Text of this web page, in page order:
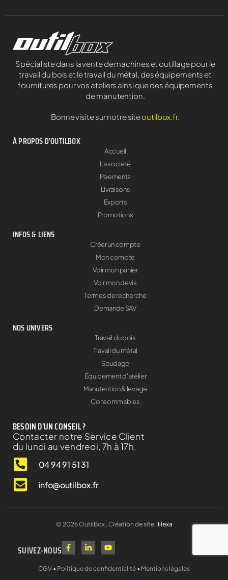
Spécialiste dans la vente de machines et outillage pour le
travail du bois et le travail du métal, des équipements et
fournitures pour vos ateliers ainsi que des équipements
de manutention.
Bonne visite sur notre siteoutilbox.fr.
À PROPOS D'OUTILBOX
Accueil
La société
Paiements
Livraisons
Exports
Promotions
INFOS & LIENS
Créer un compte
Mon compte
Voir mon panier
Voir mon devis
Termes de recherche
Demande SAV
NOS UNIVERS
Travail du bois
Travail du métal
Soudage
Équipement d'atelier
Manutention & levage
Consommables
BESOIN D'UN CONSEIL ?
Contacter notre Service Client
du lundi au vendredi, 7h à 17h.
04 94 91 51 31
info@outilbox.fr
© 2026OutilBox . Création de site : Hexa
SUIVEZ-NOUS
CGV • Politique de confidentialité • Mentions légales